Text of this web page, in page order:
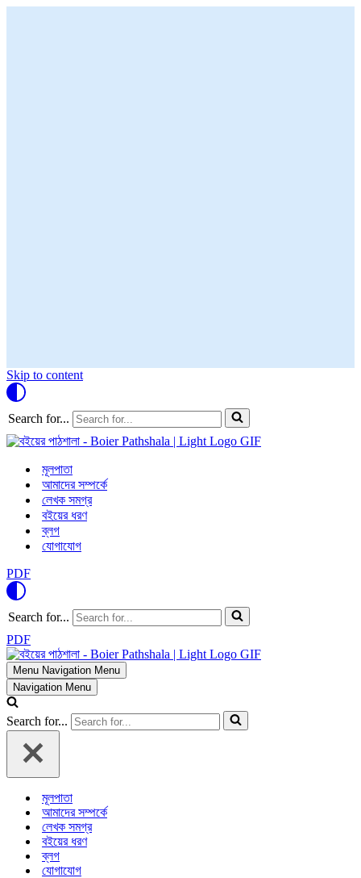
Skip to content
Search for...
মূলপাতা
আমাদের সম্পর্কে
লেখক সমগ্র
বইয়ের ধরণ
ব্লগ
যোগাযোগ
PDF
Search for...
PDF
Menu Navigation Menu
Navigation Menu
Search for...
মূলপাতা
আমাদের সম্পর্কে
লেখক সমগ্র
বইয়ের ধরণ
ব্লগ
যোগাযোগ